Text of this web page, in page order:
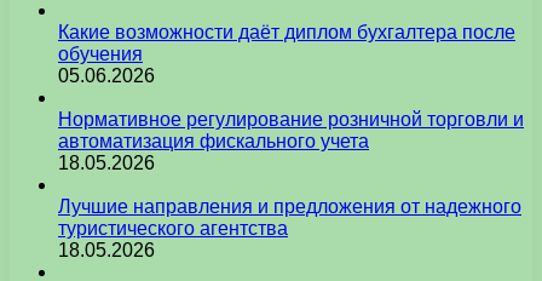
Какие возможности даёт диплом бухгалтера после
обучения
05.06.2026
Нормативное регулирование розничной торговли и
автоматизация фискального учета
18.05.2026
Лучшие направления и предложения от надежного
туристического агентства
18.05.2026